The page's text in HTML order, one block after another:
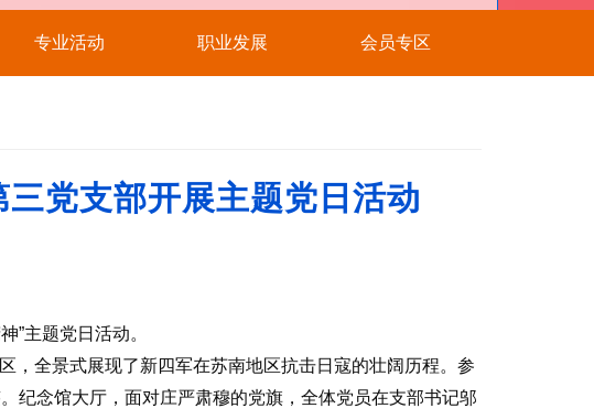
专业活动 职业发展 会员专区
党支部开展主题党日活动
”主题党日活动。
，全景式展现了新四军在苏南地区抗击日寇的壮阔历程。参
纪念馆大厅，面对庄严肃穆的党旗，全体党员在支部书记邬